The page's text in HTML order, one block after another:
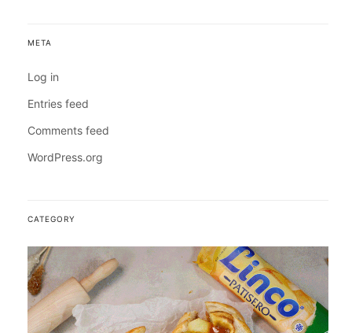
META
Log in
Entries feed
Comments feed
WordPress.org
CATEGORY